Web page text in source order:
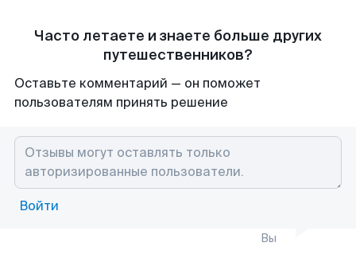
Часто летаете и знаете больше других
путешественников?
Оставьте комментарий — он поможет
пользователям принять решение
Войти
Вы